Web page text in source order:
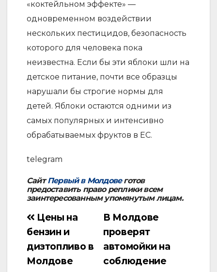
«коктейльном эффекте» —
одновременном воздействии
нескольких пестицидов, безопасность
которого для человека пока
неизвестна. Если бы эти яблоки шли на
детское питание, почти все образцы
нарушали бы строгие нормы для
детей. Яблоки остаются одними из
самых популярных и интенсивно
обрабатываемых фруктов в ЕС.
telegram
СайтПервый в Молдовеготов
предоставить право реплики всем
заинтересованным упомянутым лицам.
Навигация
по
записям
В Молдове
проверят
автомойки на
соблюдение
Цены на
бензин и
дизтопливо в
Молдове